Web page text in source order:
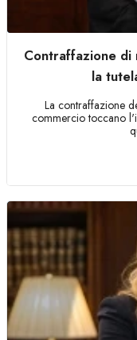
Contraffazione
la
La contraffazione
commercio toccano